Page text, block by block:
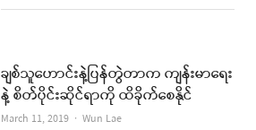
ချစ်သူဟောင်းနဲ့ပြန်တွဲတာက ကျန်းမာရေး
နဲ့ စိတ်ပိုင်းဆိုင်ရာကို ထိခိုက်စေနိုင်
March 11, 2019 Author
Wun Lae